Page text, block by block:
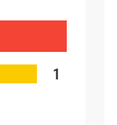
1
ることにより、
集、使用および
つでも配信を停